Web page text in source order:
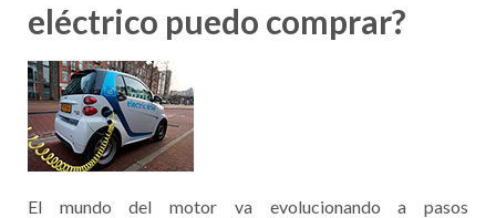
eléctrico puedo comprar?
El mundo del motor va evolucionando a pasos